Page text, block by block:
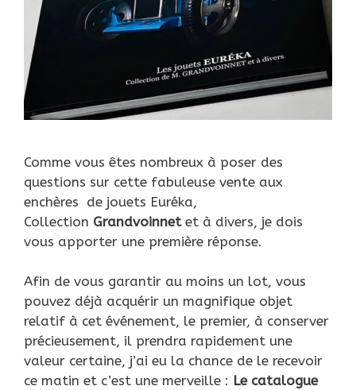
Comme vous êtes nombreux à poser des
questions sur cette fabuleuse vente aux
enchères de jouets Euréka,
Collection Grandvoinnet et à divers, je dois
vous apporter une première réponse.
Afin de vous garantir au moins un lot, vous
pouvez déjà acquérir un magnifique objet
relatif à cet événement, le premier, à conserver
précieusement, il prendra rapidement une
valeur certaine, j’ai eu la chance de le recevoir
ce matin et c’est une merveille : Le catalogue